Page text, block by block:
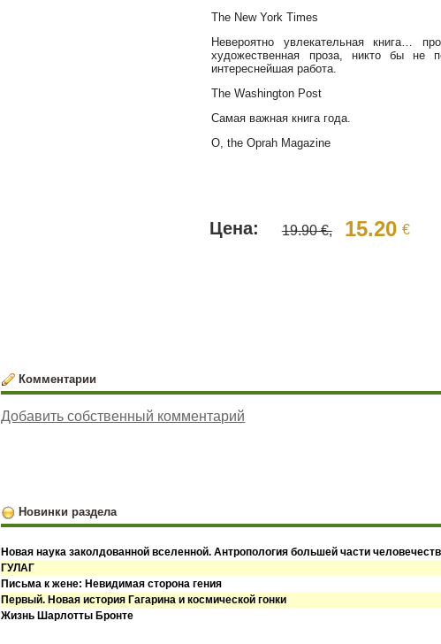
The New York Times
Невероятно увлекательная книга…
художественная проза, никто бы не
интереснейшая работа.
The Washington Post
Самая важная книга года.
O, the Oprah Magazine
Цена: 19.90 €, 15.20 €
Комментарии
Добавить собственный комментарий
Новинки раздела
Новая наука заколдованной вселенной. Антропология большей части
ГУЛАГ
Письма к жене: Невидимая сторона гения
Первый. Новая история Гагарина и космической гонки
Жизнь Шарлотты Бронте